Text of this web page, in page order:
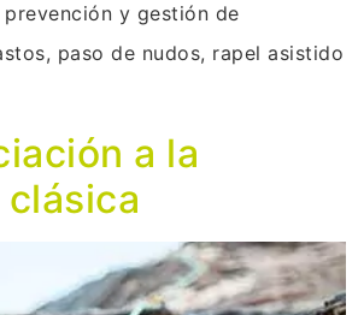
y gestión de
paso de nudos, rapel asistido
a la